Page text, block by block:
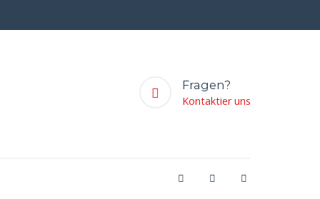
Fragen?
Kontaktier uns